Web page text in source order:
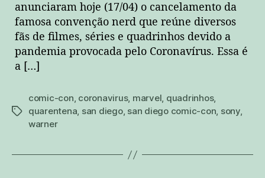
anunciaram hoje (17/04) o cancelamento da
famosa convenção nerd que reúne diversos
fãs de filmes, séries e quadrinhos devido a
pandemia provocada pelo Coronavírus. Essa é
a […]
tags
comic-con, coronavirus, marvel, quadrinhos,
quarentena, san diego, san diego comic-con, sony,
warner